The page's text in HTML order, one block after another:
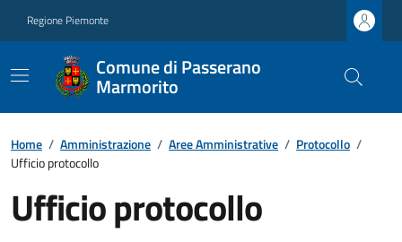
Regione Piemonte
Comune di Passerano
Marmorito
Home / Amministrazione / Aree Amministrative / Protocollo /
Ufficio protocollo
Ufficio protocollo